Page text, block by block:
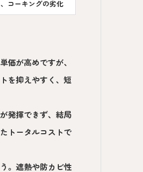
コーキングの劣化
価が高めですが、
を抑えやすく、短
発揮できず、結局
トータルコストで
。遮熱や防カビ性